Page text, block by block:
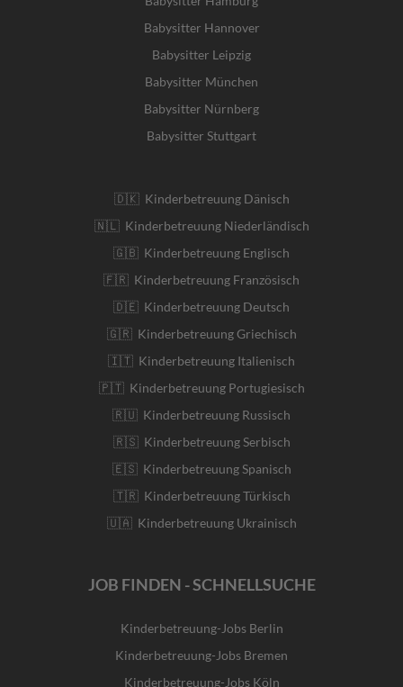
Babysitter Hannover
Babysitter Leipzig
Babysitter München
Babysitter Nürnberg
Babysitter Stuttgart
🇩🇰 Kinderbetreuung Dänisch
🇳🇱 Kinderbetreuung Niederländisch
🇬🇧 Kinderbetreuung Englisch
🇫🇷 Kinderbetreuung Französisch
🇩🇪 Kinderbetreuung Deutsch
🇬🇷 Kinderbetreuung Griechisch
🇮🇹 Kinderbetreuung Italienisch
🇵🇹 Kinderbetreuung Portugiesisch
🇷🇺 Kinderbetreuung Russisch
🇷🇸 Kinderbetreuung Serbisch
🇪🇸 Kinderbetreuung Spanisch
🇹🇷 Kinderbetreuung Türkisch
🇺🇦 Kinderbetreuung Ukrainisch
JOB FINDEN - SCHNELLSUCHE
Kinderbetreuung-Jobs Berlin
Kinderbetreuung-Jobs Bremen
Kinderbetreuung-Jobs Köln